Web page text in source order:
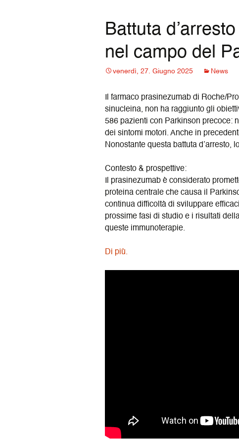
Battuta
nel campo del
venerdì, 27. Giugno 2025 News
Il farmaco prasinezumab di Roche/
sinucleina, non ha raggiunto gli
586 pazienti con Parkinson precoce:
dei sintomi motori. Anche in
Nonostante questa battuta d’arresto,
Contesto & prospettive:
Il prasinezumab è considerato
proteina centrale che causa il
continua difficoltà di sviluppare
prossime fasi di studio e i risultati
queste immunoterapie.
Di più.